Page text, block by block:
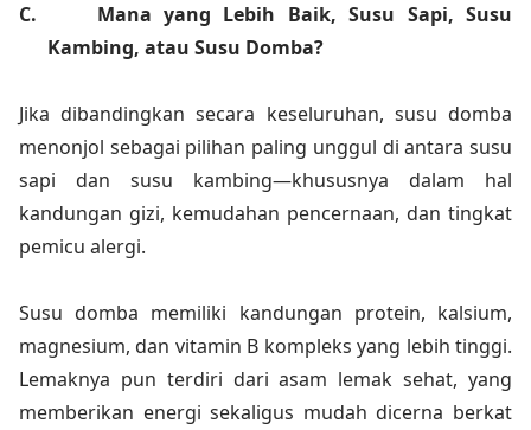
C.
Mana yang Lebih Baik, Susu Sapi, Susu
Kambing, atau Susu Domba?
Jika dibandingkan secara keseluruhan, susu domba
menonjol sebagai pilihan paling unggul di antara susu
sapi dan susu kambing—khususnya dalam hal
kandungan gizi, kemudahan pencernaan, dan tingkat
pemicu alergi.
Susu domba memiliki kandungan protein, kalsium,
magnesium, dan vitamin B kompleks yang lebih tinggi.
Lemaknya pun terdiri dari asam lemak sehat, yang
memberikan energi sekaligus mudah dicerna berkat